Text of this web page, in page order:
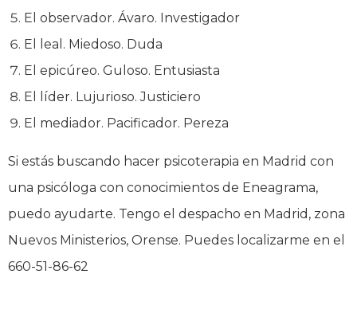
El observador. Ávaro. Investigador
El leal. Miedoso. Duda
El epicúreo. Guloso. Entusiasta
El líder. Lujurioso. Justiciero
El mediador. Pacificador. Pereza
Si estás buscando hacer psicoterapia en Madrid con
una psicóloga con conocimientos de Eneagrama,
puedo ayudarte. Tengo el despacho en Madrid, zona
Nuevos Ministerios, Orense. Puedes localizarme en el
660-51-86-62